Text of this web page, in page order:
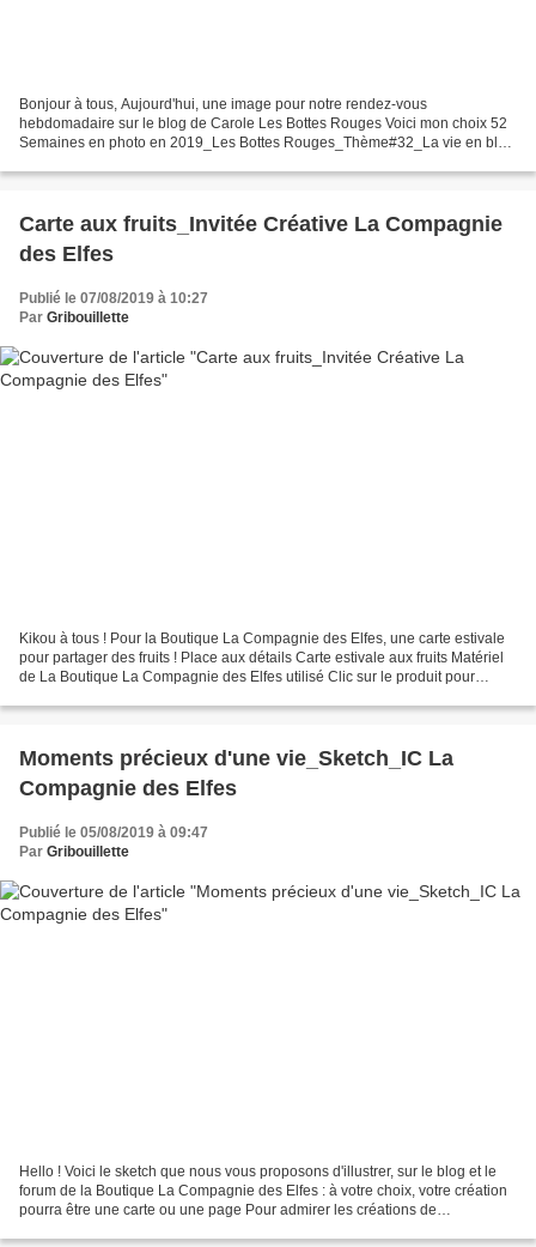
Bonjour à tous, Aujourd'hui, une image pour notre rendez-vous
hebdomadaire sur le blog de Carole Les Bottes Rouges Voici mon choix 52
Semaines en photo en 2019_Les Bottes Rouges_Thème#32_La vie en bleu
Carte aux fruits_Invitée Créative La Compagnie
des Elfes
Publié le 07/08/2019 à 10:27
Par Gribouillette
Kikou à tous ! Pour la Boutique La Compagnie des Elfes, une carte estivale
pour partager des fruits ! Place aux détails Carte estivale aux fruits Matériel
de La Boutique La Compagnie des Elfes utilisé Clic sur le produit pour
Moments précieux d'une vie_Sketch_IC La
Compagnie des Elfes
Publié le 05/08/2019 à 09:47
Par Gribouillette
Hello ! Voici le sketch que nous vous proposons d'illustrer, sur le blog et le
forum de la Boutique La Compagnie des Elfes : à votre choix, votre création
pourra être une carte ou une page Pour admirer les créations de